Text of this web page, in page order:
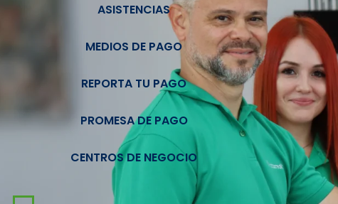
ASISTENCIAS
MEDIOS DE PAGO
REPORTA TU PAGO
PROMESA DE PAGO
CENTROS DE NEGOCIO